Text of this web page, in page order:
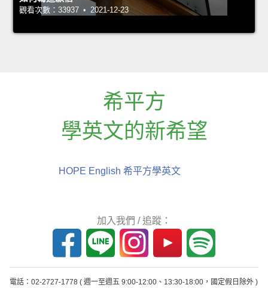
觀看次數：33937 • 2021-12-23
希平方
學英文的新希望
HOPE English 希平方學英文
加入我們 / 追蹤：
電話：02-2727-1778 ( 週一至週五 9:00-12:00、13:30-18:00，國定假日除外 )